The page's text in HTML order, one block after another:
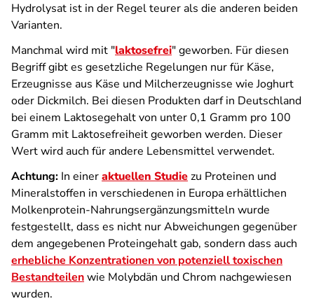
Hydrolysat ist in der Regel teurer als die anderen beiden
Varianten.
Manchmal wird mit "laktosefrei" geworben. Für diesen
Begriff gibt es gesetzliche Regelungen nur für Käse,
Erzeugnisse aus Käse und Milcherzeugnisse wie Joghurt
oder Dickmilch. Bei diesen Produkten darf in Deutschland
bei einem Laktosegehalt von unter 0,1 Gramm pro 100
Gramm mit Laktosefreiheit geworben werden. Dieser
Wert wird auch für andere Lebensmittel verwendet.
Achtung: In eineraktuellen Studiezu Proteinen und
Mineralstoffen in verschiedenen in Europa erhältlichen
Molkenprotein-Nahrungsergänzungsmitteln wurde
festgestellt, dass es nicht nur Abweichungen gegenüber
dem angegebenen Proteingehalt gab, sondern dass auch
erhebliche Konzentrationen von potenziell toxischen
Bestandteilenwie Molybdän und Chrom nachgewiesen
wurden.